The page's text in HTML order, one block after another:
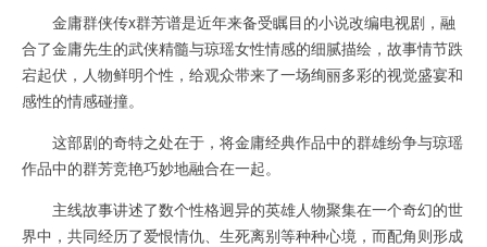
金庸群侠传x群芳谱是近年来备受瞩目的小说改编电视剧，融
合了金庸先生的武侠精髓与琼瑶女性情感的细腻描绘，故事情节跌
宕起伏，人物鲜明个性，给观众带来了一场绚丽多彩的视觉盛宴和
感性的情感碰撞。
这部剧的奇特之处在于，将金庸经典作品中的群雄纷争与琼瑶
作品中的群芳竞艳巧妙地融合在一起。
主线故事讲述了数个性格迥异的英雄人物聚集在一个奇幻的世
界中，共同经历了爱恨情仇、生死离别等种种心境，而配角则形成